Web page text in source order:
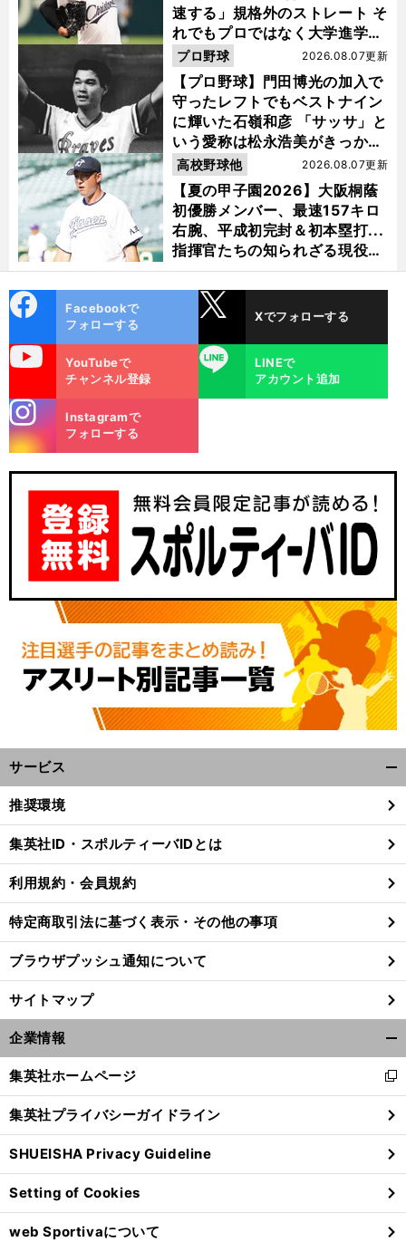
速する」規格外のストレート そ
れでもプロではなく大学進学を
選ぶ理由
【プロ野球】門田博光の加入で
守ったレフトでもベストナイン
に輝いた石嶺和彦 「サッサ」と
いう愛称は松永浩美がきっか
け？
2026.08.07更新
プロ野球
【夏の甲子園2026】大阪桐蔭
初優勝メンバー、最速157キロ
右腕、平成初完封＆初本塁打...
指揮官たちの知られざる現役時
代
2026.08.07更新
高校野球他
ok
Facebookで
フォローする
Xでフォローする
YouTubeで
チャンネル登録
LINE
LINEで
アカウント追加
m
Instagramで
フォローする
サービス
閉
る
推奨環境
集英社ID・スポルティーバIDとは
利用規約・会員規約
特定商取引法に基づく表示・その他の事項
ブラウザプッシュ通知について
サイトマップ
企業情報
閉
る
集英社ホームページ
新
し
い
ウ
ィ
ン
ド
ウ
で
集英社プライバシーガイドライン
SHUEISHA Privacy Guideline
Setting of Cookies
web Sportivaについて